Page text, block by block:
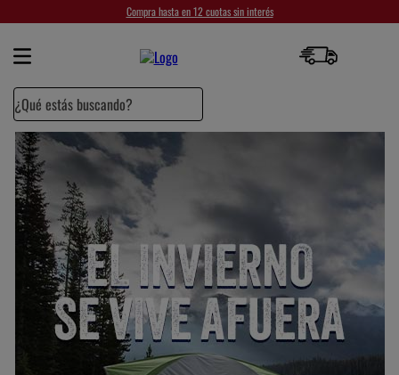
Compra hasta en 12 cuotas sin interés
¿Qué estás buscando?